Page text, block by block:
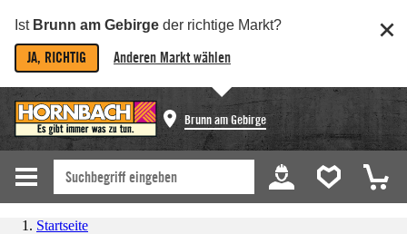
Ist Brunn am Gebirge der richtige Markt?
JA, RICHTIG Anderen Markt wählen
Brunn am Gebirge
Startseite